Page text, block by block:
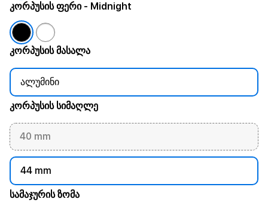
კორპუსის მასალა
ალუმინი
კორპუსის სიმაღლე
40 mm
44 mm
სამაჯურის ზომა
კორპუსის ფერი- Midnight